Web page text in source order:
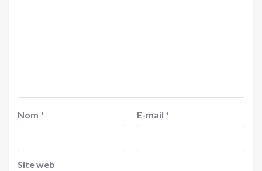
Nom * E-mail *
Site web